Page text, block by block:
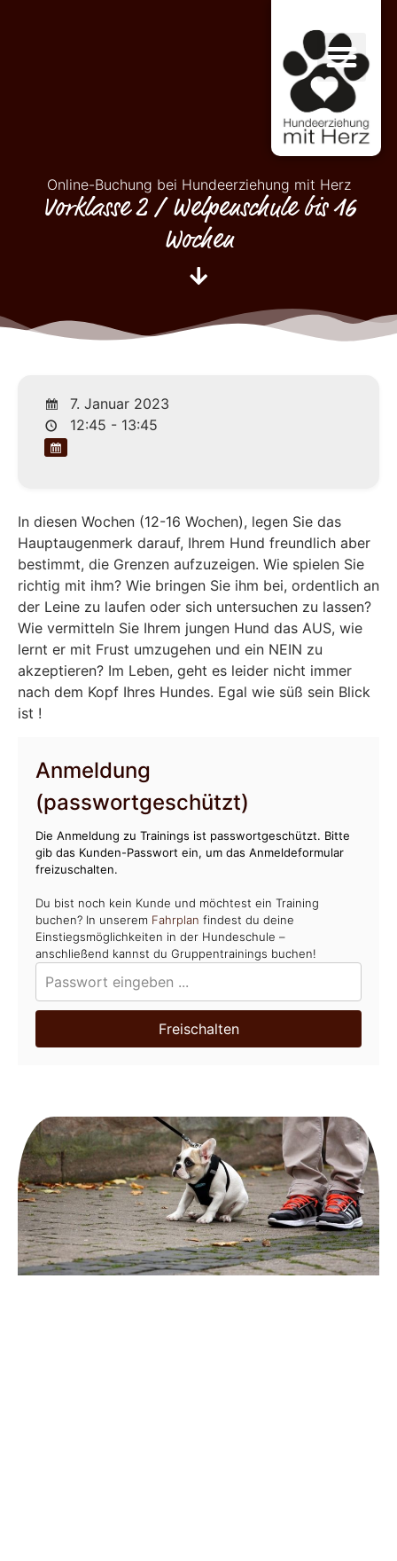
Online-Buchung bei Hundeerziehung mit Herz
Vorklasse 2 / Welpenschule bis 16
Wochen
7. Januar 2023
12:45 - 13:45
In diesen Wochen (12-16 Wochen), legen Sie das
Hauptaugenmerk darauf, Ihrem Hund freundlich aber
bestimmt, die Grenzen aufzuzeigen. Wie spielen Sie
richtig mit ihm? Wie bringen Sie ihm bei, ordentlich an
der Leine zu laufen oder sich untersuchen zu lassen?
Wie vermitteln Sie Ihrem jungen Hund das AUS, wie
lernt er mit Frust umzugehen und ein NEIN zu
akzeptieren? Im Leben, geht es leider nicht immer
nach dem Kopf Ihres Hundes. Egal wie süß sein Blick
ist !
Anmeldung
(passwortgeschützt)
Die Anmeldung zu Trainings ist passwortgeschützt. Bitte
gib das Kunden-Passwort ein, um das Anmeldeformular
freizuschalten.
Du bist noch kein Kunde und möchtest ein Training
buchen? In unserem Fahrplan findest du deine
Einstiegsmöglichkeiten in der Hundeschule –
anschließend kannst du Gruppentrainings buchen!
Freischalten